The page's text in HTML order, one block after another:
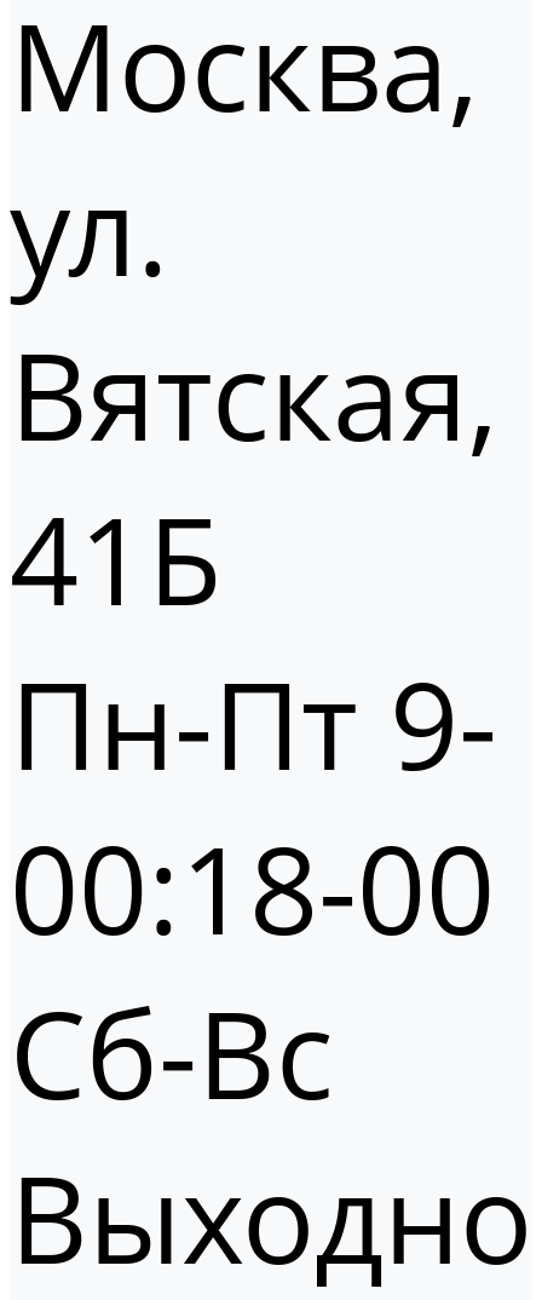
Москва,
ул.
Вятская,
41Б
Пн-Пт 9-
00:18-00
Сб-Вс